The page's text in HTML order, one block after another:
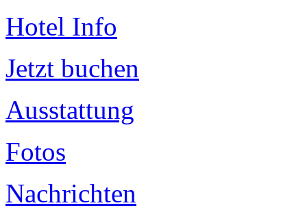
Hotel Info
Jetzt buchen
Ausstattung
Fotos
Nachrichten